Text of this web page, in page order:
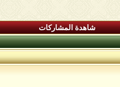
شاهدة المشاركات